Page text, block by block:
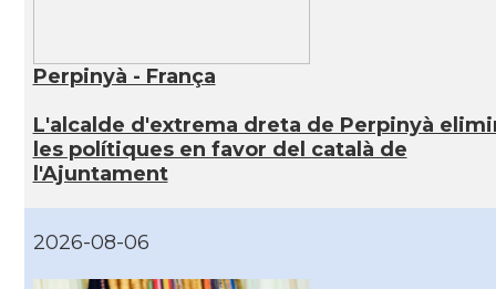
Perpinyà - França
L'alcalde d'extrema dreta de Perpinyà
les polítiques en favor del català de
l'Ajuntament
2026-08-06